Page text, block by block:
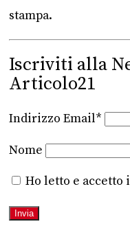
stampa.
Iscriviti alla
Articolo21
Indirizzo Email*
Nome
Ho letto e accetto i